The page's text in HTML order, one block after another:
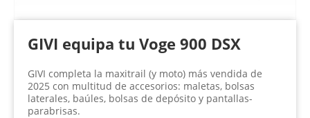
GIVI equipa tu Voge 900 DSX
GIVI completa la maxitrail (y moto) más vendida de
2025 con multitud de accesorios: maletas, bolsas
laterales, baúles, bolsas de depósito y pantallas-
parabrisas.